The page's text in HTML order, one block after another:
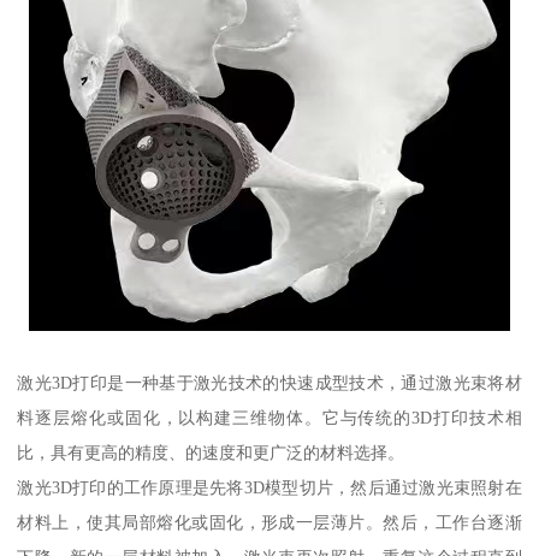
激光3D打印是一种基于激光技术的快速成型技术，通过激光束将材
料逐层熔化或固化，以构建三维物体。它与传统的3D打印技术相
比，具有更高的精度、的速度和更广泛的材料选择。
激光3D打印的工作原理是先将3D模型切片，然后通过激光束照射在
材料上，使其局部熔化或固化，形成一层薄片。然后，工作台逐渐